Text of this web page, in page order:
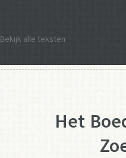
Bekijk alle teksten
Het